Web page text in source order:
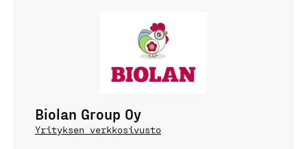
Biolan Group Oy
Yrityksen verkkosivusto